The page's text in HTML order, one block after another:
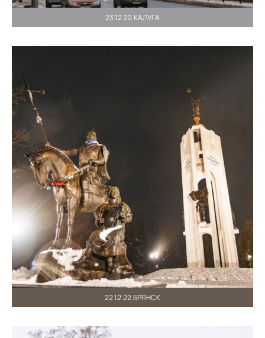
23.12.22.КАЛУГА
22.12.22.БРЯНСК